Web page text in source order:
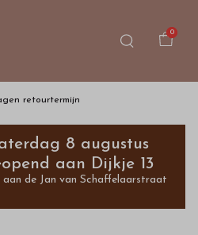
0
retourtermijn
8 augustus
aan Dijkje 13
aan de Jan van Schaffelaarstraat